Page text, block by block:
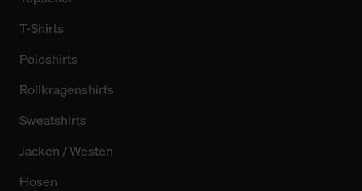
T-Shirts
Poloshirts
Rollkragenshirts
Sweatshirts
Jacken / Westen
Hosen